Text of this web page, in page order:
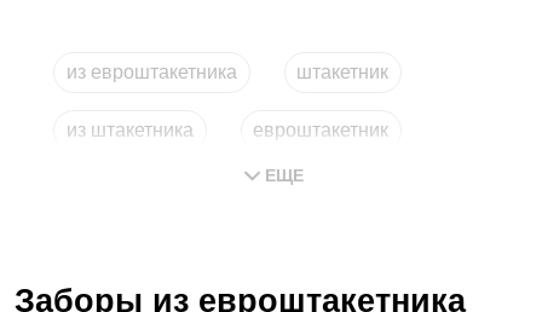
из евроштакетника штакетник
из штакетника евроштакетник
из металлического штакетника
ЕЩЕ
Заборы из евроштакетника